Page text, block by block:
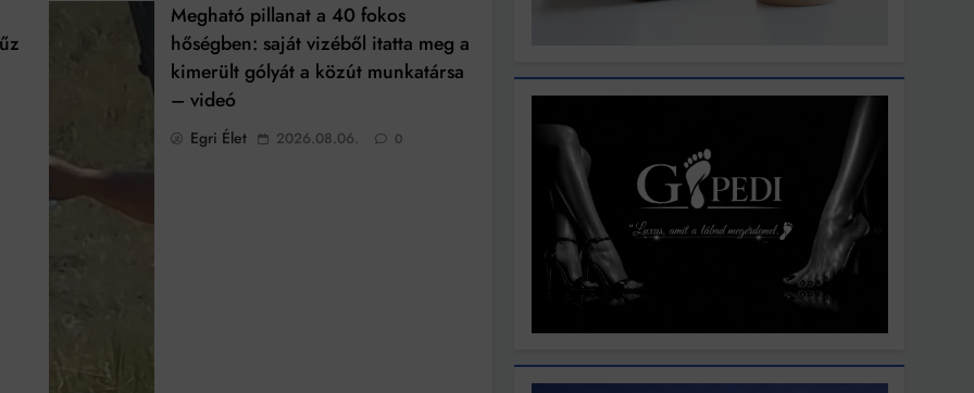
Megható pillanat a 40 fokos
hőségben: saját vizéből itatta meg a
kimerült gólyát a közút munkatársa
– videó
Egri Élet 2026.08.06. 0